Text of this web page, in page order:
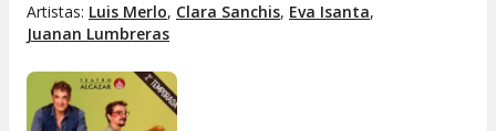
humanas. En Un Dios Salvaje, lo cotidiano se vuelve
hilarante y, aunque las situaciones se salen de madre, seguro
plan para olvidarse de la rutina que sumergirse en este
divertidísimo duelo dialéctico.
Artistas: Luis Merlo, Clara Sanchis, Eva Isanta,
Juanan Lumbreras